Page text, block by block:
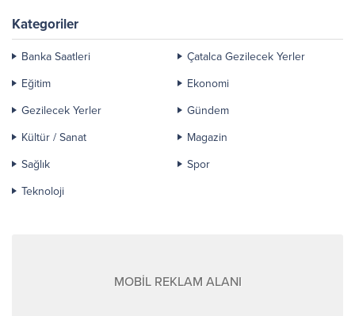
Kategoriler
Banka Saatleri
Çatalca Gezilecek Yerler
Eğitim
Ekonomi
Gezilecek Yerler
Gündem
Kültür / Sanat
Magazin
Sağlık
Spor
Teknoloji
MOBİL REKLAM ALANI